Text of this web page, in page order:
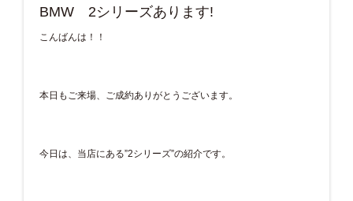
BMW 2シリーズあります!
こんばんは！！
本日もご来場、ご成約ありがとうございます。
今日は、当店にある”2シリーズ”の紹介です。